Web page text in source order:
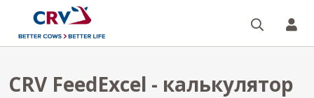
CRV FeedExcel - калькулятор